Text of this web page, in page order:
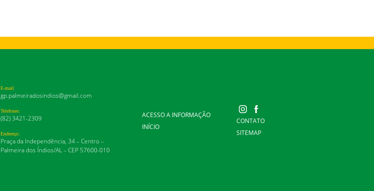
E-mail
gp.palmeiradosindios@gmail.com
Telefones:
(82) 3421-2309
Endereço:
Praça da Independência, 34 – Centro –
Palmeira dos Índios/AL – CEP 57600-010
ACESSO A INFORMAÇÃO
INÍCIO
CONTATO
SITEMAP